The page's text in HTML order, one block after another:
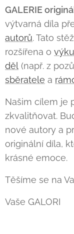
GALERIE
výtvarná díla
autorů. Tato
rozšířena o
děl (např. z
sběratele a
Našim cílem je
zkvalitňovat.
nové autory a
originální díla,
krásné emoce.
Těšíme se na
Vaše GALORI